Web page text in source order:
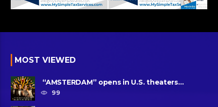
MOST VIEWED
“AMSTERDAM” opens in U.S. theaters
October 7, 2022
99